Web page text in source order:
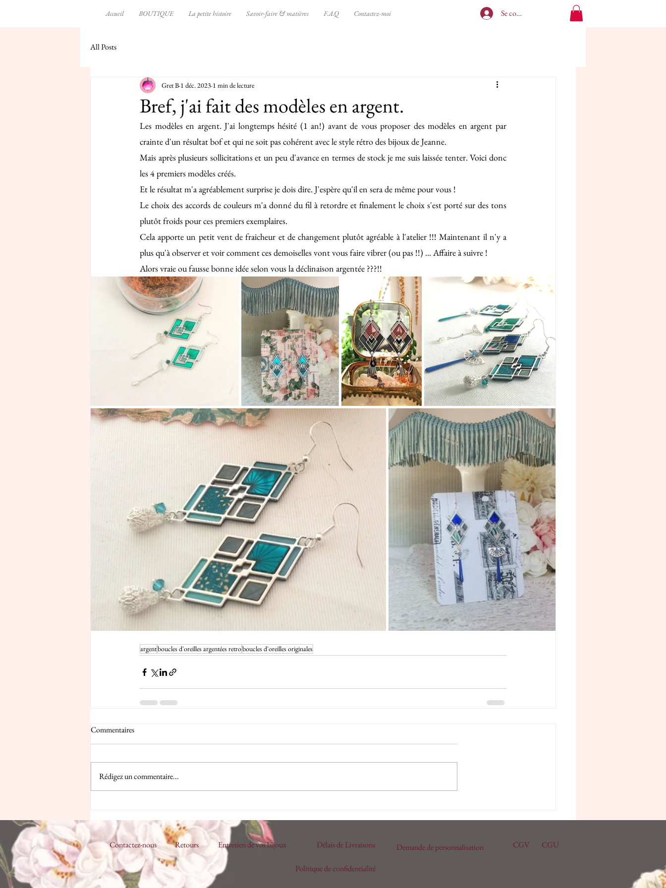
Accueil BOUTIQUE La petite histoire Savoir-faire & matières F.A.Q Contactez-moi Se connecter
All Posts
Bref, j'ai fait des modèles en argent.
Gret B 1 déc. 2023 1 min de lecture
Les modèles en argent. J'ai longtemps hésité (1 an!) avant de vous proposer des modèles en argent par
crainte d'un résultat bof et qui ne soit pas cohérent avec le style rétro des bijoux de Jeanne.
Mais après plusieurs sollicitations et un peu d'avance en termes de stock je me suis laissée tenter. Voici donc
les 4 premiers modèles créés.
Et le résultat m'a agréablement surprise je dois dire. J'espère qu'il en sera de même pour vous !
Le choix des accords de couleurs m'a donné du fil à retordre et finalement le choix s'est porté sur des tons
plutôt froids pour ces premiers exemplaires.
Cela apporte un petit vent de fraicheur et de changement plutôt agréable à l'atelier !!! Maintenant il n'y a
plus qu'à observer et voir comment ces demoiselles vont vous faire vibrer (ou pas !!) ... Affaire à suivre !
Alors vraie ou fausse bonne idée selon vous la déclinaison argentée ???!!
argentboucles d'oreilles argentées retroboucles d'oreilles originales
Commentaires
Rédigez un commentaire...
Demande de personnalisation
Contactez-nous Retours Entretien de vos bijoux Délais de Livraisons CGV CGU
Politique de confidentialité